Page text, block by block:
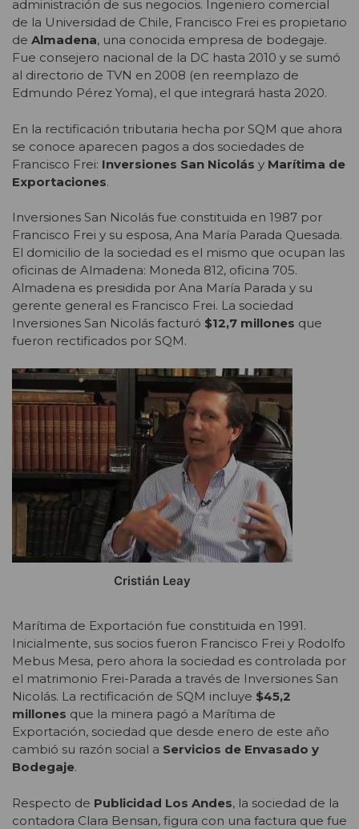
administración de sus negocios. Ingeniero comercial
de la Universidad de Chile, Francisco Frei es propietario
de Almadena, una conocida empresa de bodegaje.
Fue consejero nacional de la DC hasta 2010 y se sumó
al directorio de TVN en 2008 (en reemplazo de
Edmundo Pérez Yoma), el que integrará hasta 2020.
En la rectificación tributaria hecha por SQM que ahora
se conoce aparecen pagos a dos sociedades de
Francisco Frei: Inversiones San Nicolás y Marítima de
Exportaciones.
Inversiones San Nicolás fue constituida en 1987 por
Francisco Frei y su esposa, Ana María Parada Quesada.
El domicilio de la sociedad es el mismo que ocupan las
oficinas de Almadena: Moneda 812, oficina 705.
Almadena es presidida por Ana María Parada y su
gerente general es Francisco Frei. La sociedad
Inversiones San Nicolás facturó $12,7 millones que
fueron rectificados por SQM.
Cristián Leay
Marítima de Exportación fue constituida en 1991.
Inicialmente, sus socios fueron Francisco Frei y Rodolfo
Mebus Mesa, pero ahora la sociedad es controlada por
el matrimonio Frei-Parada a través de Inversiones San
Nicolás. La rectificación de SQM incluye $45,2
millones que la minera pagó a Marítima de
Exportación, sociedad que desde enero de este año
cambió su razón social a Servicios de Envasado y
Bodegaje.
Respecto de Publicidad Los Andes, la sociedad de la
contadora Clara Bensan, figura con una factura que fue